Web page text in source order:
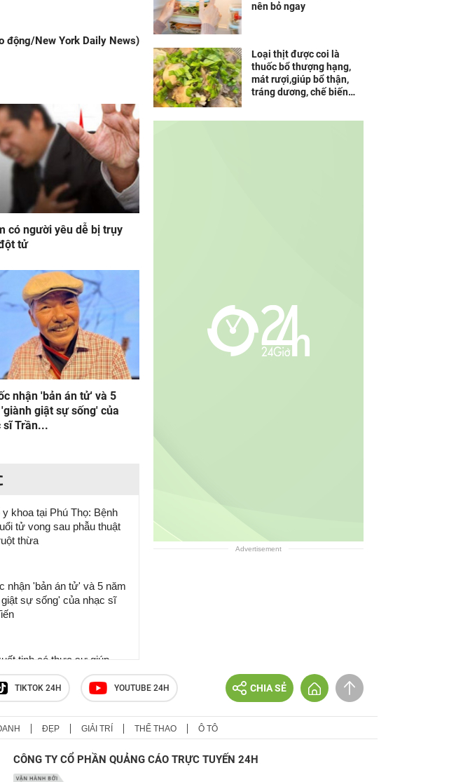
động/New York Daily News)
có người yêu dễ bị trụy
tử
nhận 'bản án tử' và 5
giật sự sống' của
sĩ Trần...
khoa tại Phú Thọ: Bệnh
tử vong sau phẫu thuật
thừa
nhận 'bản án tử' và 5 năm
sự sống' của nhạc sĩ
tinh có thực sự giúp
“sung” hơn?
Đại học Kyoto cắt
nên bỏ ngay
Loại thịt được coi là
thuốc bổ thượng hạng,
mát rượi,giúp bổ thận,
tráng dương, chế biến
Advertisement
TIKTOK 24H YOUTUBE 24H CHIA SẺ
ĐẸP GIẢI TRÍ THỂ THAO Ô TÔ
CÔNG TY CỔ PHẦN QUẢNG CÁO TRỰC TUYẾN 24H